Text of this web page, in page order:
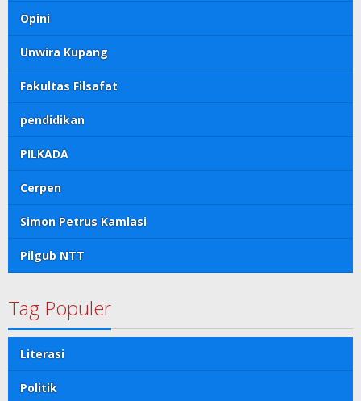
Opini
Unwira Kupang
Fakultas Filsafat
pendidikan
PILKADA
Cerpen
Simon Petrus Kamlasi
Pilgub NTT
Tag Populer
Literasi
Politik